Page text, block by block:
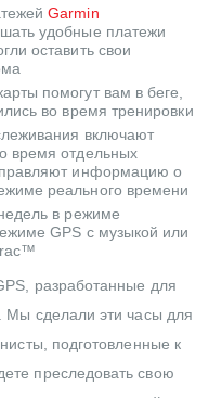
Garmin
удобные платежи
оставить свои
помогут вам в беге,
во время тренировки
включают
время отдельных
информацию о
реального времени
в режиме
GPS с музыкой или
разработанные для
Мы сделали эти часы для
подготовленные к
преследовать свою